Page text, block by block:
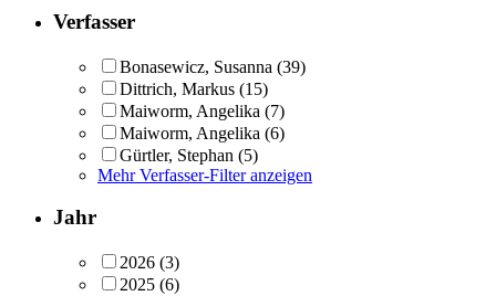
Verfasser
Bonasewicz, Susanna (39)
Dittrich, Markus (15)
Maiworm, Angelika (7)
Maiworm, Angelika (6)
Gürtler, Stephan (5)
Mehr Verfasser-Filter anzeigen
Jahr
2026 (3)
2025 (6)